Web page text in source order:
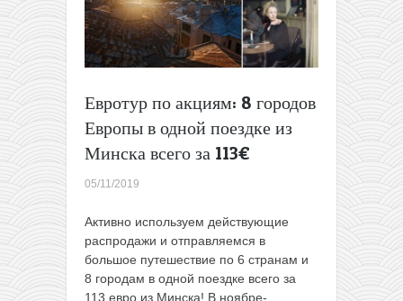
США
всего
от
1€
поездку!
Евротур по акциям: 8 городов
Европы в одной поездке из
Минска всего за 113€
05/11/2019
Активно используем действующие
распродажи и отправляемся в
большое путешествие по 6 странам и
8 городам в одной поездке всего за
113 евро из Минска! В ноябре-